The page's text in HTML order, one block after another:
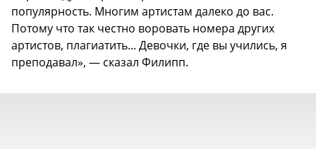
популярность. Многим артистам далеко до вас.
Потому что так честно воровать номера других
артистов, плагиатить... Девочки, где вы учились, я
преподавал», — сказал Филипп.